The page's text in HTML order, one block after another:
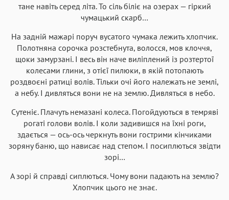
тане навіть серед літа. То сіль біліє на озерах — гіркий
чумацький скарб…
На задній мажарі поруч вусатого чумака лежить хлопчик.
Полотняна сорочка розстебнута, волосся, мов клоччя,
щоки замурзані. І весь він наче виліплений із розтертої
колесами глини, з отієї пилюки, в якій потопають
роздвоєні ратиці волів. Тільки очі його належать не землі,
а небу. І дивляться вони не на землю. Дивляться в небо.
Сутеніє. Плачуть немазані колеса. Погойдуються в темряві
рогаті голови волів. І коли задивишся на їхні роги,
здається — ось-ось черкнуть вони гострими кінчиками
зоряну баню, що нависає над степом. І посиплються звідти
зорі…
А зорі й справді сиплються. Чому вони падають на землю?
Хлопчик цього не знає.